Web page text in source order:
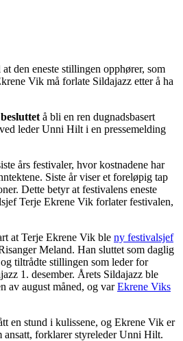
den eneste stillingen opphører, som
Vik må forlate Sildajazz etter å ha
å bli en ren dugnadsbasert
leder Unni Hilt i en pressemelding
års festivaler, hvor kostnadene har
. Siste år viser et foreløpig tap
Dette betyr at festivalens eneste
Terje Ekrene Vik forlater festivalen,
at Terje Ekrene Vik ble ny festivalsjef
Meland. Han sluttet som daglig
tiltrådte stillingen som leder for
1. desember. Årets Sildajazz ble
av august måned, og varEkrene Viks
en stund i kulissene, og Ekrene Vik er
ansatt, forklarer styreleder Unni Hilt.